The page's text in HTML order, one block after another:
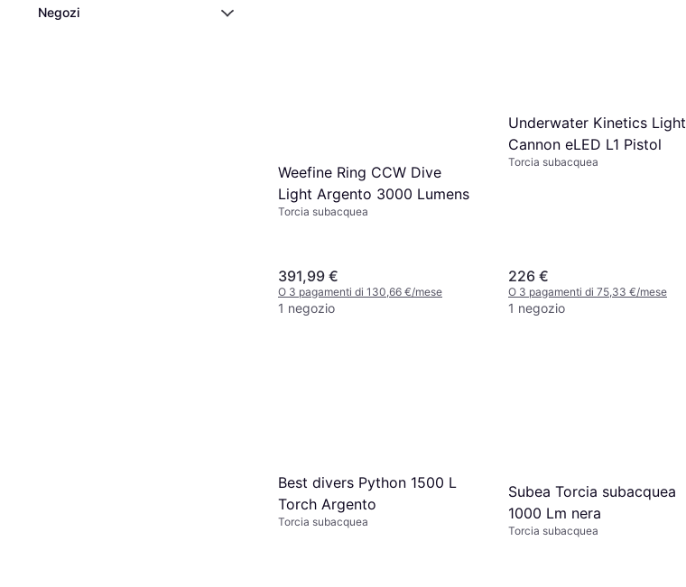
Negozi
Weefine Ring CCW Dive
Light Argento 3000 Lumens
Torcia subacquea
391,99 €
O 3 pagamenti di 130,66 €/mese
1 negozio
Underwater Kinetics Light
Cannon eLED L1 Pistol
Torcia subacquea
226 €
O 3 pagamenti di 75,33 €/mese
1 negozio
Best divers Python 1500 L
Torch Argento
Torcia subacquea
Subea Torcia subacquea
1000 Lm nera
Torcia subacquea